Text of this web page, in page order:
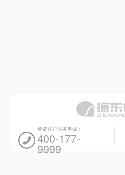
免费客户服务电话：
400-177-
9999